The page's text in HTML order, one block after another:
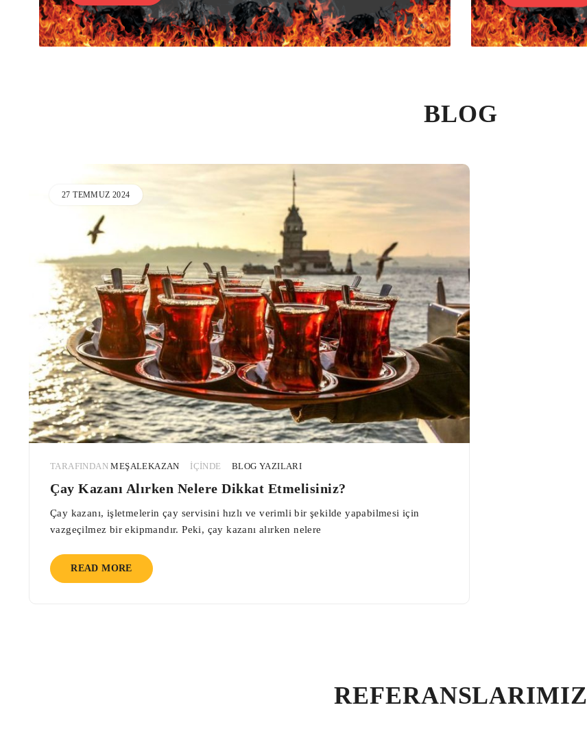
BLOG
27 TEMMUZ 2024
TARAFINDAN MEŞALEKAZAN IÇINDE BLOG YAZILARI
Çay Kazanı Alırken Nelere Dikkat Etmelisiniz?
Çay kazanı, işletmelerin çay servisini hızlı ve verimli bir şekilde yapabilmesi için
vazgeçilmez bir ekipmandır. Peki, çay kazanı alırken nelere
READ MORE
REFERANSLARIMIZ